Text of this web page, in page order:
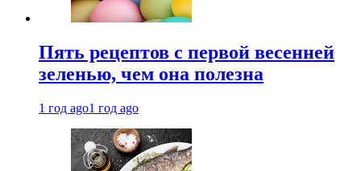
Пять рецептов с первой весенней
зеленью, чем она полезна
1 год ago1 год ago